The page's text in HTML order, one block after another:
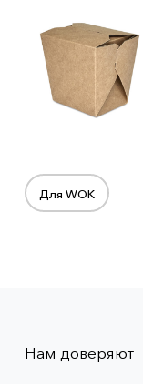
Для WOK
Нам доверяют